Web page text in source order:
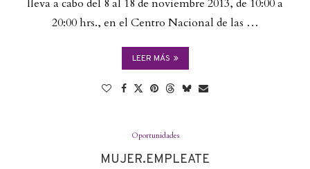
lleva a cabo del 8 al 18 de noviembre 2013, de 10:00 a
20:00 hrs., en el Centro Nacional de las …
LEER MÁS
Oportunidades
MUJER.EMPLEATE